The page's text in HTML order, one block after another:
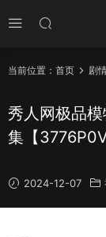
当前位置： 首页 剧
秀人网极品
集【
2024-12-07